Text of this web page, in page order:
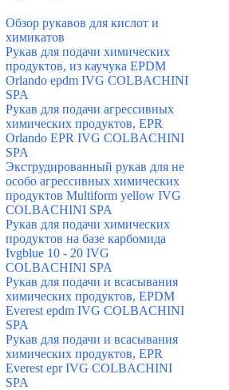
Обзор рукавов для кислот и
химикатов
Рукав для подачи химических
продуктов, из каучука EPDM
Orlando epdm IVG COLBACHINI
SPA
Рукав для подачи агрессивных
химических продуктов, EPR
Orlando EPR IVG COLBACHINI
SPA
Экструдированный рукав для не
особо агрессивных химических
продуктов Multiform yellow IVG
COLBACHINI SPA
Рукав для подачи химических
продуктов на базе карбомида
Ivgblue 10 - 20 IVG
COLBACHINI SPA
Рукав для подачи и всасывания
химических продуктов, EPDM
Everest epdm IVG COLBACHINI
SPA
Рукав для подачи и всасывания
химических продуктов, EPR
Everest epr IVG COLBACHINI
SPA